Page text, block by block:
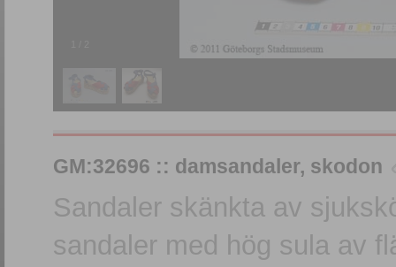
GM:32696 :: damsandaler, skodon
Sandaler skänkta av
sandaler med hög sula av